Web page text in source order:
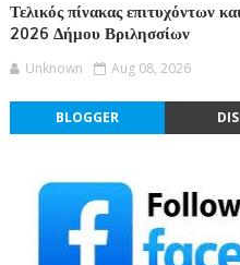
Τελικός πίνακας επιτυχόντων
2026 Δήμου Βριλησσίων
Unknown Aug 08, 2026
BLOGGER